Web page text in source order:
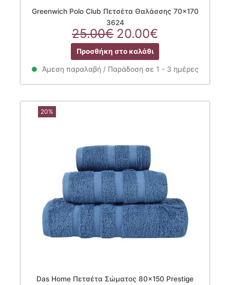
Greenwich Polo Club Πετσέτα Θαλάσσης 70×170
3624
25.00€ Original
price
was:
25.00€.
20.00€
τρέχουσα
τιμή
είναι:
20.00€.
Προσθήκη στο καλάθι
Άμεση παραλαβή / Παράδοση σε 1 - 3 ημέρες
20%
Das Home Πετσέτα Σώματος 80×150 Prestige